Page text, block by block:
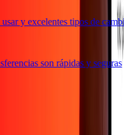
y excelentes tipos de cambio
son rápidas y seguras